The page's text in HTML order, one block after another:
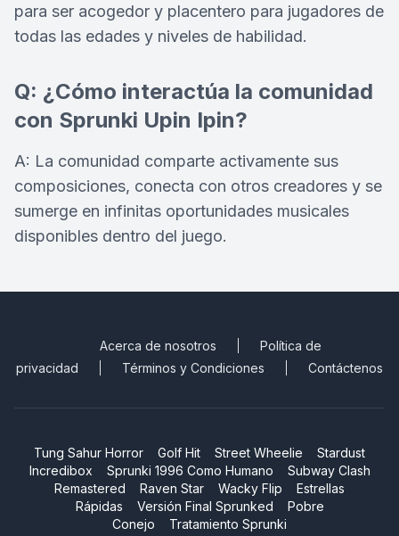
para ser acogedor y placentero para jugadores de
todas las edades y niveles de habilidad.
Q: ¿Cómo interactúa la comunidad
con Sprunki Upin Ipin?
A: La comunidad comparte activamente sus
composiciones, conecta con otros creadores y se
sumerge en infinitas oportunidades musicales
disponibles dentro del juego.
Acerca de nosotros
Política de
privacidad
Términos y Condiciones Contáctenos
Tung Sahur Horror Golf Hit Street Wheelie
Stardust
Incredibox
Sprunki 1996 Como Humano
Subway Clash
Remastered
Raven Star Wacky Flip
Estrellas
Rápidas
Versión Final Sprunked
Pobre
Conejo
Tratamiento Sprunki